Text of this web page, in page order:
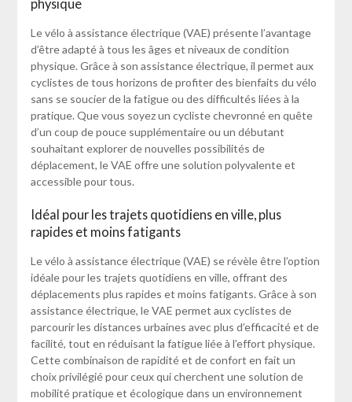
physique
Le vélo à assistance électrique (VAE) présente l’avantage
d’être adapté à tous les âges et niveaux de condition
physique. Grâce à son assistance électrique, il permet aux
cyclistes de tous horizons de profiter des bienfaits du vélo
sans se soucier de la fatigue ou des difficultés liées à la
pratique. Que vous soyez un cycliste chevronné en quête
d’un coup de pouce supplémentaire ou un débutant
souhaitant explorer de nouvelles possibilités de
déplacement, le VAE offre une solution polyvalente et
accessible pour tous.
Idéal pour les trajets quotidiens en ville, plus
rapides et moins fatigants
Le vélo à assistance électrique (VAE) se révèle être l’option
idéale pour les trajets quotidiens en ville, offrant des
déplacements plus rapides et moins fatigants. Grâce à son
assistance électrique, le VAE permet aux cyclistes de
parcourir les distances urbaines avec plus d’efficacité et de
facilité, tout en réduisant la fatigue liée à l’effort physique.
Cette combinaison de rapidité et de confort en fait un
choix privilégié pour ceux qui cherchent une solution de
mobilité pratique et écologique dans un environnement